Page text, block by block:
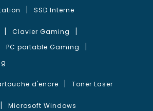
SSD Interne
Clavier Gaming
PC portable Gaming
d'encre Toner Laser
Microsoft Windows